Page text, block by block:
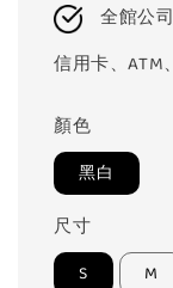
全館公
信用卡、ATM
顏色
黑白
尺寸
S M